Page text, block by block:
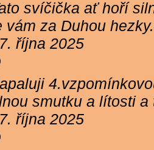
svíčička ať hoří
vám za Duhou
října 2025
smutku a lítosti
října 2025